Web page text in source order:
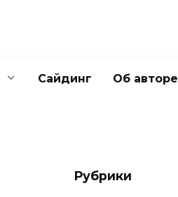
Сайдинг Об авторе
Рубрики